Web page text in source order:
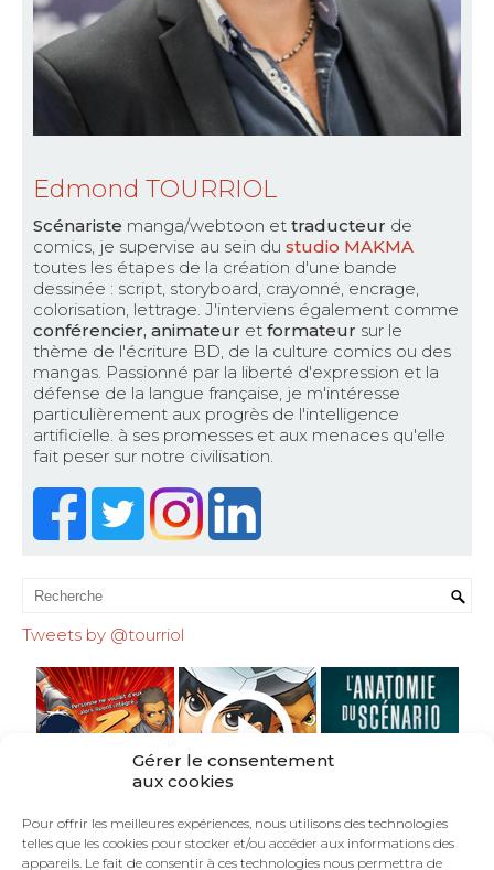
Gérer le consentement
aux cookies
Pour offrir les meilleures expériences, nous utilisons des technologies
telles que les cookies pour stocker et/ou accéder aux informations des
appareils. Le fait de consentir à ces technologies nous permettra de
Edmond TOURRIOL
Scénariste manga/webtoon et traducteur de
comics, je supervise au sein du studio MAKMA
toutes les étapes de la création d'une bande
dessinée : script, storyboard, crayonné, encrage,
colorisation, lettrage. J'interviens également comme
conférencier, animateur et formateur sur le
thème de l'écriture BD, de la culture comics ou des
mangas. Passionné par la liberté d'expression et la
défense de la langue française, je m'intéresse
particulièrement aux progrès de l'intelligence
artificielle. à ses promesses et aux menaces qu'elle
fait peser sur notre civilisation.
Tweets by @tourriol